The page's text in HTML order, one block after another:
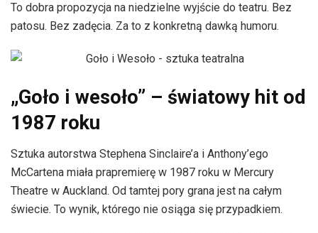
To dobra propozycja na niedzielne wyjście do teatru. Bez
patosu. Bez zadęcia. Za to z konkretną dawką humoru.
„Goło i wesoło” – światowy hit od
1987 roku
Sztuka autorstwa Stephena Sinclaire’a i Anthony’ego
McCartena miała prapremierę w 1987 roku w Mercury
Theatre w Auckland. Od tamtej pory grana jest na całym
świecie. To wynik, którego nie osiąga się przypadkiem.